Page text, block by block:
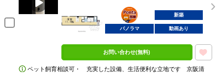
ポンタ
部屋
新築
パノラマ 動画あり
お問い合わせ(無料)
ペット飼育相談可・ 充実した設備、生活便利な立地です 京阪清